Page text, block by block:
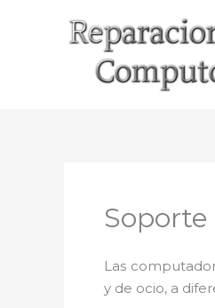
Las
y de ocio, a